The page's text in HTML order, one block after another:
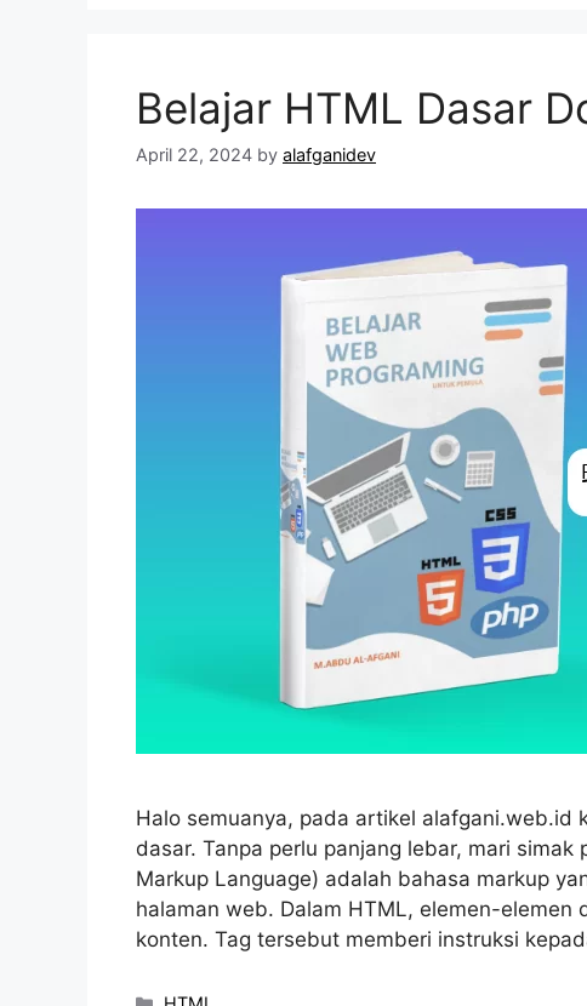
Belajar HTML Dasar
April 22, 2024 by alafganidev
Halo semuanya, pada artikel alafgani.web.id
dasar. Tanpa perlu panjang lebar, mari
Markup Language) adalah bahasa markup
halaman web. Dalam HTML, elemen-
konten. Tag tersebut memberi instruksi